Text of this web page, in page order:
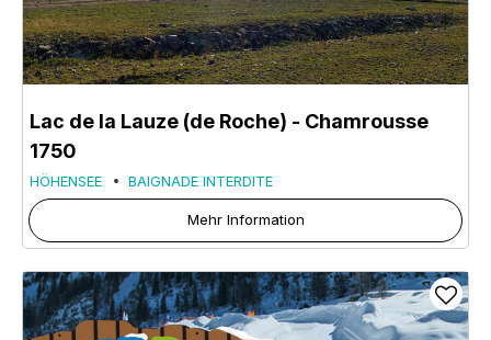
Lac de la Lauze (de Roche) - Chamrousse
1750
HÖHENSEE BAIGNADE INTERDITE
Mehr Information